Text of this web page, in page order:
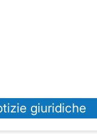
giuridiche